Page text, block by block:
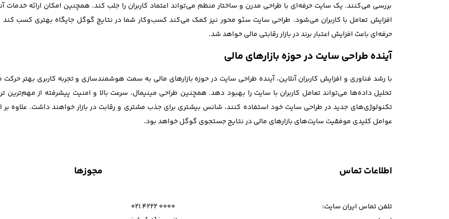
بررسی می‌کنند. یک سایت حرفه‌ای با طراحی مدرن و ساختار منظم می‌تواند اعتماد کاربران را جلب کند. همچنین امکان ارائه خدمات
افزایش تعامل با کاربران می‌شود. طراحی سایت سئو محور نیز کمک می‌کند کسب‌وکار شما در نتایج گوگل جایگاه بهتری کسب
حرفه‌ای باعث افزایش اعتبار برند در بازار رقابتی مالی خواهد شد.
آینده طراحی سایت در حوزه بازارهای مالی
با رشد فناوری و افزایش کاربران آنلاین، آینده طراحی سایت در حوزه بازارهای مالی به سمت هوشمندسازی و تجربه کاربری
تحلیل داده‌ها می‌تواند تعامل کاربران با سایت را بهبود دهد. همچنین طراحی مینیمال، سرعت بالا و امنیت پیشرفته از
تکنولوژی‌های جدید در طراحی سایت خود استفاده کنند، شانس بیشتری برای جذب مشتری و رقابت در بازار خواهند داشت. علاوه
عوامل کلیدی موفقیت سایت‌های بازارهای مالی در نتایج جستجوی گوگل خواهد بود.
اطلاعات تماس
تلفن تماس ایران سایت:
021 4222 0000
مجوزها